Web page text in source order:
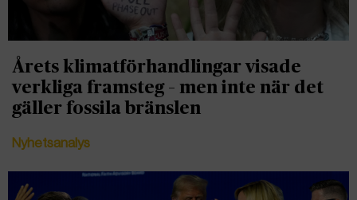
Årets klimatförhandlingar visade
verkliga framsteg – men inte när det
gäller fossila bränslen
Nyhetsanalys